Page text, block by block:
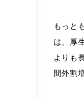
もっと
は、厚
よりも
間外割